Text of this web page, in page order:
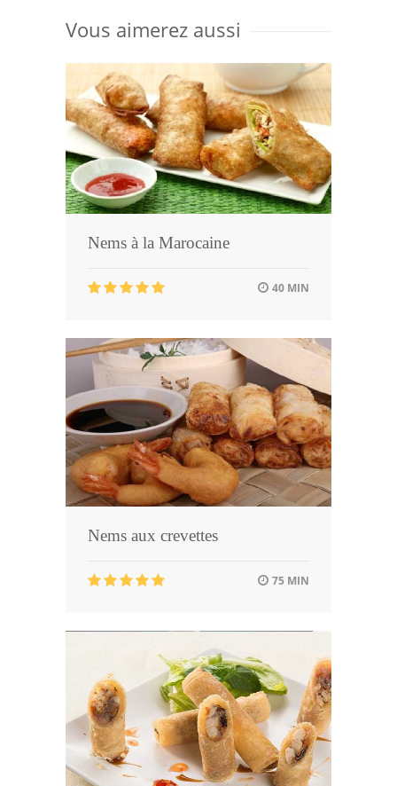
Vous aimerez aussi
Nems à la Marocaine
40 MIN
Nems aux crevettes
75 MIN